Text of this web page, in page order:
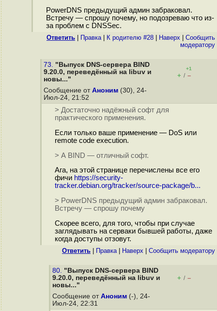
PowerDNS предыдущий админ забраковал.
Встречу — спрошу почему, но подозреваю что из-
за проблем с DNSSec.
Ответить Правка| К родителю #28 Наверх
Cообщить
модератору
73. "Выпуск DNS-сервера BIND
9.20.0, переведённый на libuv и
новы..."
+1
+ / –
Сообщение от Аноним (30), 24-
Июл-24, 21:52
> Достаточно надёжный софт для
практического применения.
Если только ваше применение — DoS или
remote code execution.
> А BIND — отличный софт.
Ага, на этой странице перечислены все его
фичи https://security-
tracker.debian.org/tracker/source-package/b...
> PowerDNS предыдущий админ забраковал.
Встречу — спрошу почему
Скорее всего, для того, чтобы при случае
заглядывать на серваки бывшей работы, даже
когда доступы отзовут.
Ответить Правка| Наверх Cообщить модератору
80. "Выпуск DNS-сервера BIND
9.20.0, переведённый на libuv и
новы..."
+ / –
Сообщение от Аноним (-), 24-
Июл-24, 22:31